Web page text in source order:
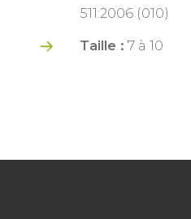
511:2006 (010)
Taille : 7 à 10